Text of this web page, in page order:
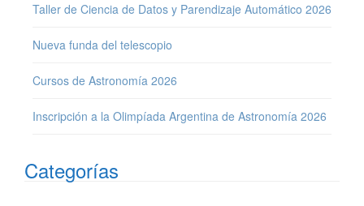
Taller de Ciencia de Datos y Parendizaje Automático 2026
Nueva funda del telescopio
Cursos de Astronomía 2026
Inscripción a la Olimpíada Argentina de Astronomía 2026
Categorías